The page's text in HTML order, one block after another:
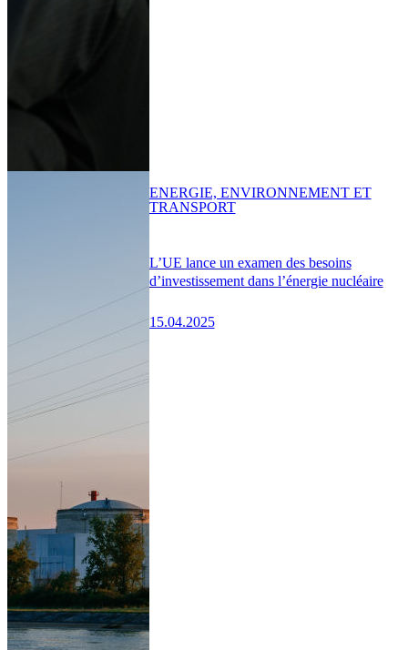
L’UE lance un examen des besoins
d’investissement dans l’énergie nucléaire
15.04.2025
ENERGIE, ENVIRONNEMENT ET
TRANSPORT